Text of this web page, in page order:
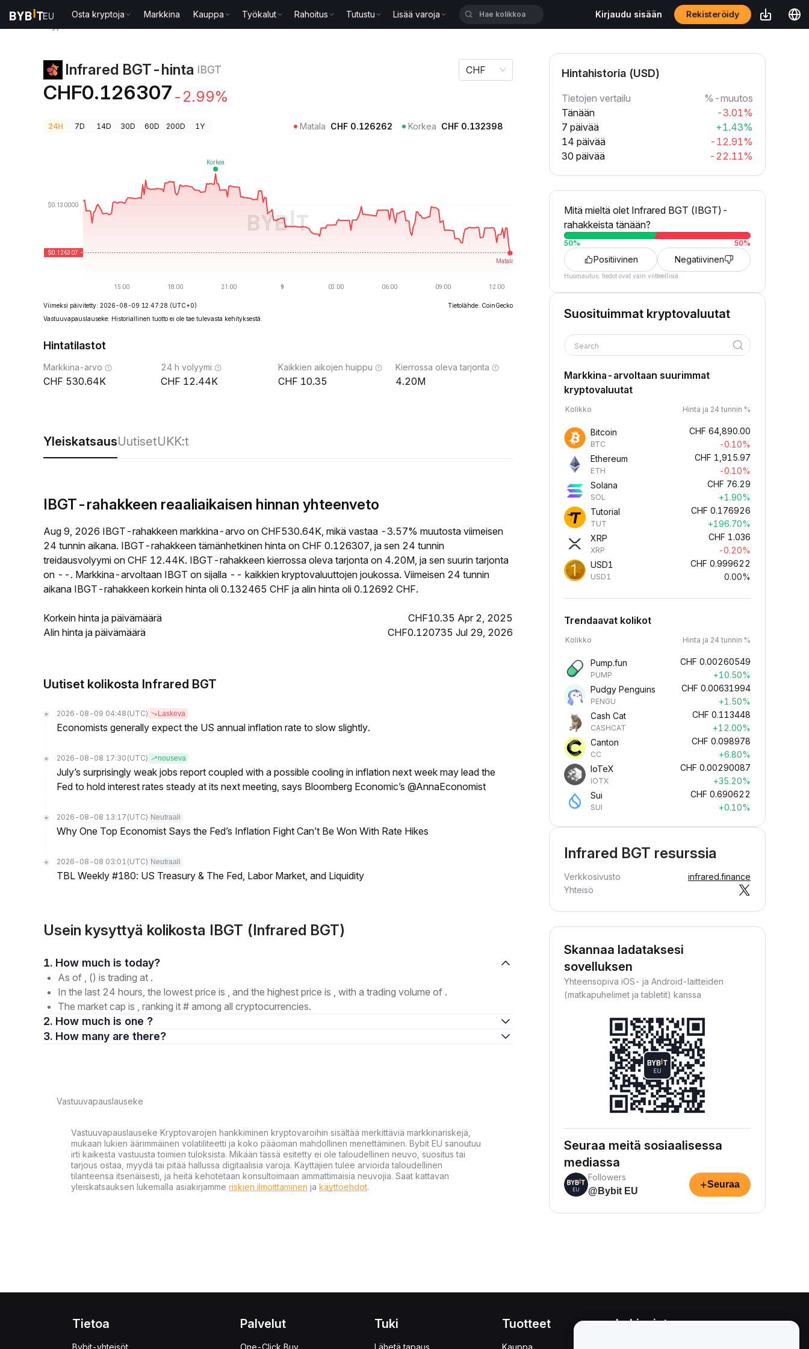
Osta kryptoja Markkina Kauppa Työkalut Rahoitus Tutustu Lisää varoja Kirjaudu sisään Rekisteröidy
Infrared BGT-hinta IBGT
CHF0.126307 -2.99%
CHF
24H 7D 14D 30D 60D 200D 1Y Matala CHF 0.126262 Korkea CHF 0.132398
Viimeksi päivitetty: 2026-08-09 12:47:28 (UTC+0)
Tietolähde: CoinGecko
Vastuuvapauslauseke: Historiallinen tuotto ei ole tae tulevasta kehityksestä.
Hintatilastot
Markkina-arvo
530.64K
24 h volyymi
12.44K
Kaikkien aikojen huippu
10.35
Kierrossa oleva tarjonta
4.20M
YleiskatsausUutisetUKK:t
IBGT-rahakkeen reaaliaikaisen hinnan yhteenveto
Aug 9, 2026 IBGT-rahakkeen markkina-arvo on CHF530.64K, mikä vastaa -3.57% muutosta viimeisen
24 tunnin aikana. IBGT-rahakkeen tämänhetkinen hinta on CHF 0.126307, ja sen 24 tunnin
treidausvolyymi on CHF 12.44K. IBGT-rahakkeen kierrossa oleva tarjonta on 4.20M, ja sen suurin tarjonta
on --. Markkina-arvoltaan IBGT on sijalla -- kaikkien kryptovaluuttojen joukossa. Viimeisen 24 tunnin
aikana IBGT-rahakkeen korkein hinta oli 0.132465 CHF ja alin hinta oli 0.12692 CHF.
Korkein hinta ja päivämäärä
CHF10.35 Apr 2, 2025
Alin hinta ja päivämäärä
CHF0.120735 Jul 29, 2026
Uutiset kolikosta Infrared BGT
2026-08-09 04:48 (UTC) Laskeva
Economists generally expect the US annual inflation rate to slow slightly.
2026-08-08 17:30 (UTC) nouseva
July’s surprisingly weak jobs report coupled with a possible cooling in inflation next week may lead the
Fed to hold interest rates steady at its next meeting, says Bloomberg Economic’s @AnnaEconomist
2026-08-08 13:17 (UTC) Neutraali
Why One Top Economist Says the Fed’s Inflation Fight Can’t Be Won With Rate Hikes
2026-08-08 03:01 (UTC) Neutraali
TBL Weekly #180: US Treasury & The Fed, Labor Market, and Liquidity
Usein kysyttyä kolikosta IBGT (Infrared BGT)
1. How much is today?
As of , () is trading at .
In the last 24 hours, the lowest price is , and the highest price is , with a trading volume of .
The market cap is , ranking it # among all cryptocurrencies.
2. How much is one ?
3. How many are there?
Vastuuvapauslauseke
Vastuuvapauslauseke Kryptovarojen hankkiminen kryptovaroihin sisältää merkittäviä markkinariskejä,
mukaan lukien äärimmäinen volatiliteetti ja koko pääoman mahdollinen menettäminen. Bybit EU sanoutuu
irti kaikesta vastuusta toimien tuloksista. Mikään tässä esitetty ei ole taloudellinen neuvo, suositus tai
tarjous ostaa, myydä tai pitää hallussa digitaalisia varoja. Käyttäjien tulee arvioida taloudellinen
tilanteensa itsenäisesti, ja heitä kehotetaan konsultoimaan ammattimaisia neuvojia. Saat kattavan
yleiskatsauksen lukemalla asiakirjamme riskien ilmoittaminen ja käyttöehdot.
Hintahistoria (USD)
Tietojen vertailu
%-muutos
Tänään
-3.01%
7 päivää
+1.43%
14 päivää
-12.91%
30 päivää
-22.11%
Mitä mieltä olet Infrared BGT (IBGT)-
rahakkeista tänään?
50% 50%
Positiivinen Negatiivinen
Huomautus: tiedot ovat vain viitteellisiä.
Suosituimmat kryptovaluutat
Search
Markkina-arvoltaan suurimmat
kryptovaluutat
Kolikko Hinta ja 24 tunnin %
Bitcoin
BTC
CHF 64,890.00
-0.10%
Ethereum
ETH
CHF 1,915.97
-0.10%
Solana
SOL
CHF 76.29
+1.90%
Tutorial
TUT
CHF 0.176926
+196.70%
XRP
XRP
CHF 1.036
-0.20%
USD1
USD1
CHF 0.999622
0.00%
Trendaavat kolikot
Kolikko Hinta ja 24 tunnin %
Pump.fun
PUMP
CHF 0.00260549
+10.50%
Pudgy Penguins
PENGU
CHF 0.00631994
+1.50%
Cash Cat
CASHCAT
CHF 0.113448
+12.00%
Canton
CC
CHF 0.098978
+6.80%
IoTeX
IOTX
CHF 0.00290087
+35.20%
Sui
SUI
CHF 0.690622
+0.10%
Infrared BGT resurssia
Verkkosivusto
infrared.finance
Yhteisö
Skannaa ladataksesi
sovelluksen
Yhteensopiva iOS- ja Android-laitteiden
(matkapuhelimet ja tabletit) kanssa
Seuraa meitä sosiaalisessa
mediassa
Followers
@Bybit EU
+Seuraa
Tietoa
Bybit-yhteisöt
Palvelut
One-Click Buy
Tuki
Lähetä tapaus
Tuotteet
Kauppa
Lakiasiat